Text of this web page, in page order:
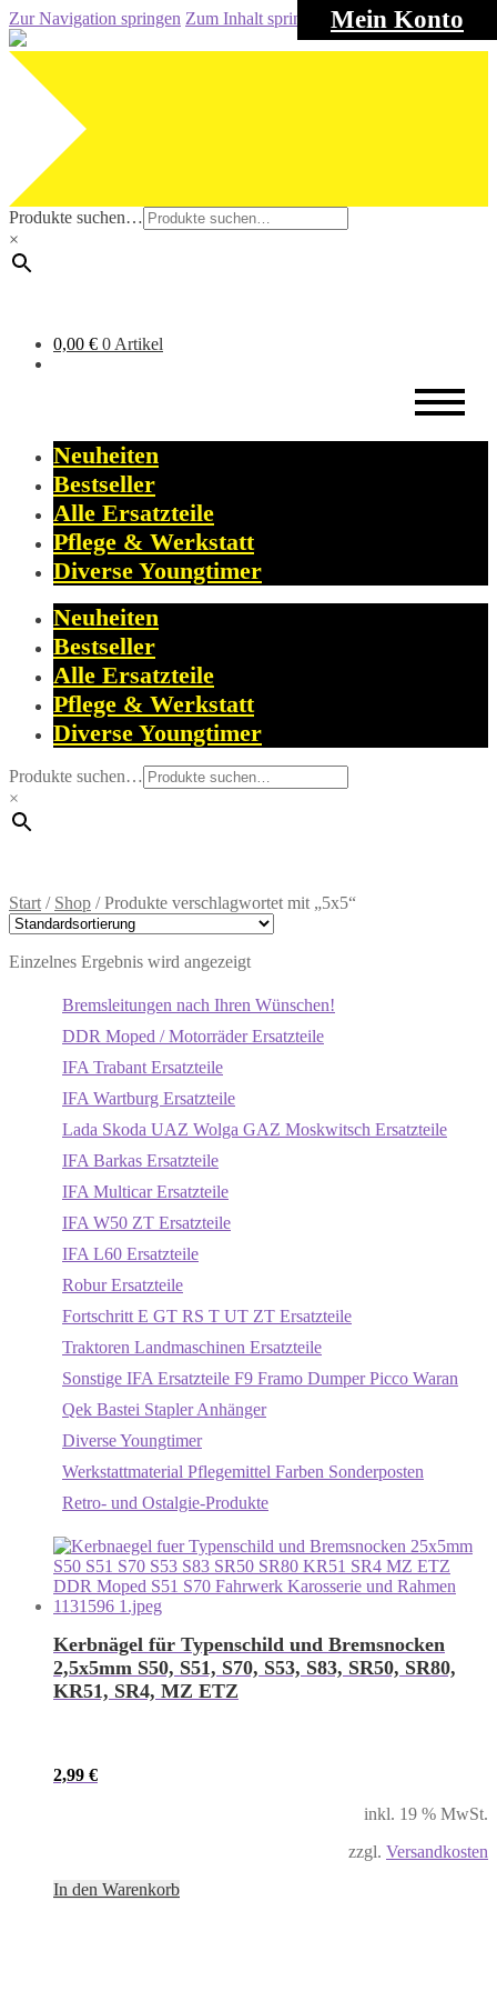
Mein Konto
Zur Navigation springen Zum Inhalt springen
Produkte suchen…
×
0,00 € 0 Artikel
Neuheiten
Bestseller
Alle Ersatzteile
Pflege & Werkstatt
Diverse Youngtimer
Neuheiten
Bestseller
Alle Ersatzteile
Pflege & Werkstatt
Diverse Youngtimer
Produkte suchen…
×
Start / Shop /Produkte verschlagwortet mit „5x5“
Einzelnes Ergebnis wird angezeigt
Bremsleitungen nach Ihren Wünschen!
DDR Moped / Motorräder Ersatzteile
IFA Trabant Ersatzteile
IFA Wartburg Ersatzteile
Lada Skoda UAZ Wolga GAZ Moskwitsch Ersatzteile
IFA Barkas Ersatzteile
IFA Multicar Ersatzteile
IFA W50 ZT Ersatzteile
IFA L60 Ersatzteile
Robur Ersatzteile
Fortschritt E GT RS T UT ZT Ersatzteile
Traktoren Landmaschinen Ersatzteile
Sonstige IFA Ersatzteile F9 Framo Dumper Picco Waran
Qek Bastei Stapler Anhänger
Diverse Youngtimer
Werkstattmaterial Pflegemittel Farben Sonderposten
Retro- und Ostalgie-Produkte
Kerbnägel für Typenschild und Bremsnocken
2,5x5mm S50, S51, S70, S53, S83, SR50, SR80,
KR51, SR4, MZ ETZ
2,99 €
inkl. 19 % MwSt.
zzgl. Versandkosten
In den Warenkorb